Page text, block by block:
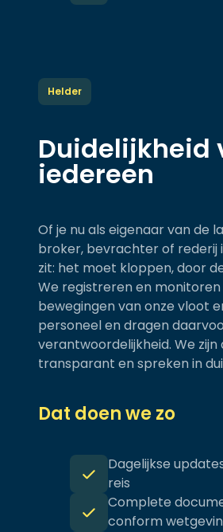
Helder
Duidelijkheid
iedereen
Of je nu als eigenaar van de
broker, bevrachter of rederij
zit: het moet kloppen, door
We registreren en monitoren
bewegingen van onze vloot
personeel en dragen
verantwoordelijkheid. We zijn
transparant en spreken in
Dat doen we zo
Dagelijkse
reis
Complete
conform